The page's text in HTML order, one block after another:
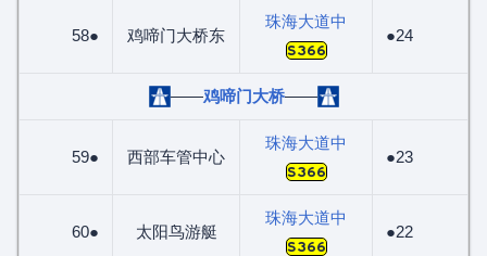
58● 鸡啼门大桥东
珠海大道中
S366
●24
——鸡啼门大桥——
59● 西部车管中心
珠海大道中
S366
●23
60● 太阳鸟游艇
珠海大道中
S366
●22